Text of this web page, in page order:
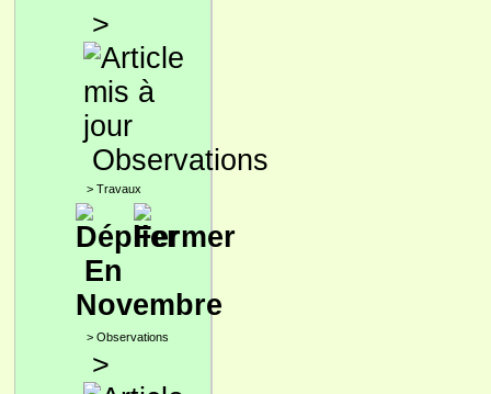
>
Observations
> Travaux
En
Novembre
> Observations
>